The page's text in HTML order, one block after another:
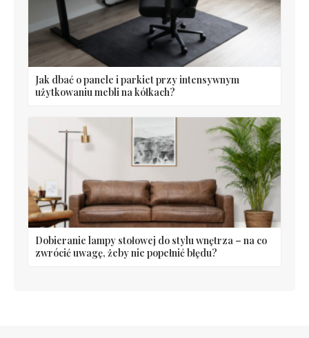
Jak dbać o panele i parkiet przy intensywnym
użytkowaniu mebli na kółkach?
Dobieranie lampy stołowej do stylu wnętrza – na co
zwrócić uwagę, żeby nie popełnić błędu?